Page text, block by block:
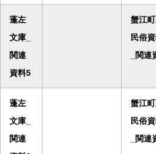
蓬左
文庫_
関連
資料5
蟹江
民俗
_関連
蓬左
文庫_
関連
蟹江
民俗
_関連